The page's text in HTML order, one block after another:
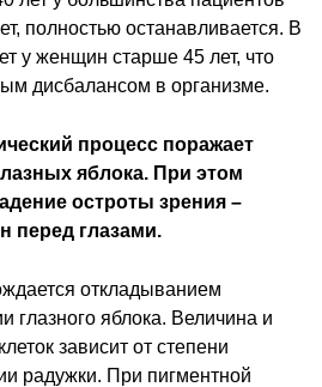
полностью останавливается. В
у женщин старше 45 лет, что
дисбалансом в организме.
процесс поражает
яблока. При этом
остроты зрения –
перед глазами.
откладыванием
глазного яблока. Величина и
зависит от степени
радужки. При пигментной